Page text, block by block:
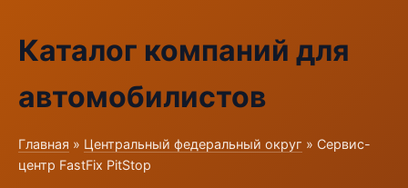
Каталог компаний для
автомобилистов
Главная » Центральный федеральный округ » Сервис-
центр FastFix PitStop